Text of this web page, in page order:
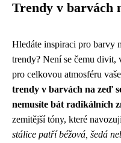
Trendy v barvách
Hledáte inspiraci pro barvy
trendy? Není se čemu divit,
pro celkovou atmosféru
trendy v barvách na zeď
nemusíte bát radikálních
zemitější tóny, které
stálice patří béžová, šedá